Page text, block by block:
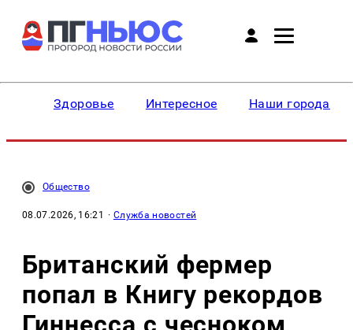
Здоровье Интересное Наши города
Общество
08.07.2026, 16:21 · Служба новостей
Британский фермер
попал в Книгу рекордов